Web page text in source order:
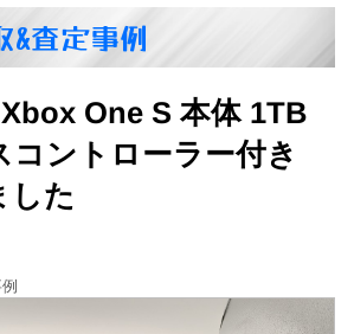
&査定事例
One S 本体 1TB
コントローラー付き
した